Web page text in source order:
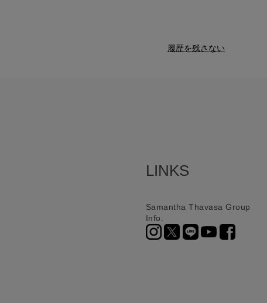
履歴を残さない
LINKS
Samantha Thavasa Group
Info.